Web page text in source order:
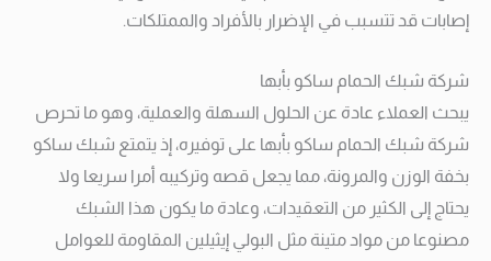
إصابات قد تتسبب في الإضرار بالأفراد والممتلكات.
شركة شبك الحمام ساكو بأبها
يبحث العملاء عادة عن الحلول السهلة والعملية، وهو ما تحرص
شركة شبك الحمام ساكو بأبها على توفيره، إذ يتمتع شبك ساكو
بخفة الوزن والمرونة، مما يجعل قصه وتركيبه أمرا سريعا ولا
يحتاج إلى الكثير من التعقيدات، وعادة ما يكون هذا الشبك
مصنوعا من مواد متينة مثل البولي إيثيلين المقاومة للعوامل